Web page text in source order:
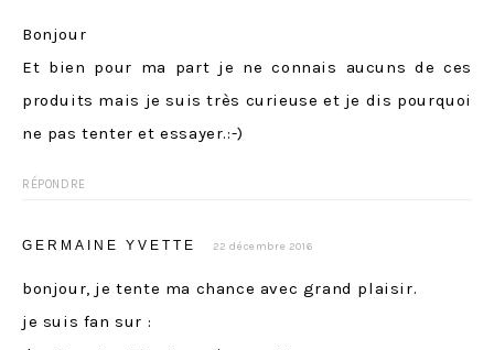
Bonjour
Et bien pour ma part je ne connais aucuns de ces
produits mais je suis très curieuse et je dis pourquoi
ne pas tenter et essayer.:-)
RÉPONDRE
GERMAINE YVETTE 22 décembre 2016
bonjour, je tente ma chance avec grand plaisir.
je suis fan sur :